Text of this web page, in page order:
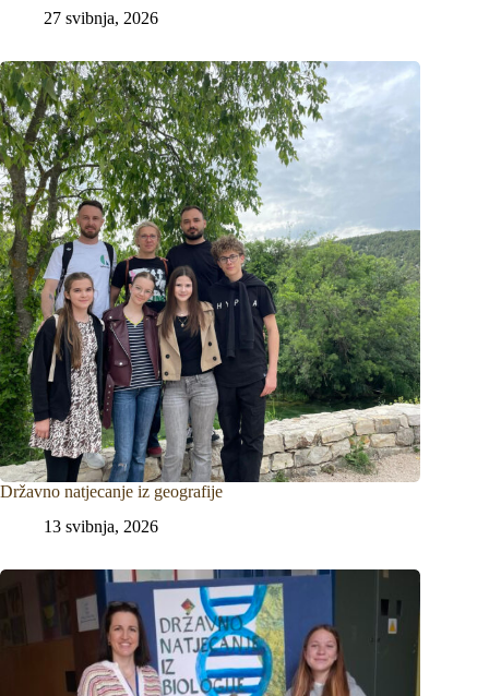
27 svibnja, 2026
Državno natjecanje iz geografije
13 svibnja, 2026